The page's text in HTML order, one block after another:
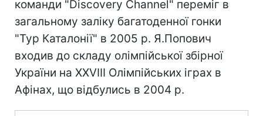
команди "Discovery Channel" переміг в
загальному заліку багатоденної гонки
"Тур Каталонії" в 2005 р. Я.Попович
входив до складу олімпійської збірної
України на XXVIII Олімпійських іграх в
Афінах, що відбулись в 2004 р.